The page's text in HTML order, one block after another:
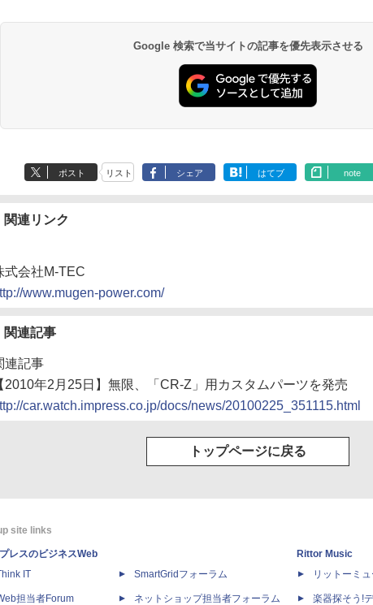
Google 検索で当サイトの記事を優先表示させる
ポスト リスト シェア はてブ note
関連リンク
式会社M-TEC
www.mugen-power.com/
関連記事
連記事
2010年2月25日】無限、「CR-Z」用カスタムパーツを発売
car.watch.impress.co.jp/docs/news/20100225_351115.html
トップページに戻る
site links
レスのビジネスWeb
IT
担当者Forum
SmartGridフォーラム
ネットショップ担当者フォーラム
Rittor Music
リットーミ
楽器探そう!